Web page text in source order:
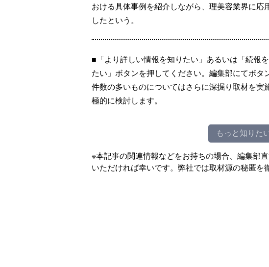
おける具体事例を紹介しながら、理美容業界に
したという。
■「より詳しい情報を知りたい」あるいは「続報
たい」ボタンを押してください。編集部にてボタ
件数の多いものについてはさらに深掘り取材を実
極的に検討します。
もっと知りた
※本記事の関連情報などをお持ちの場合、編集部
いただければ幸いです。弊社では取材源の秘匿を